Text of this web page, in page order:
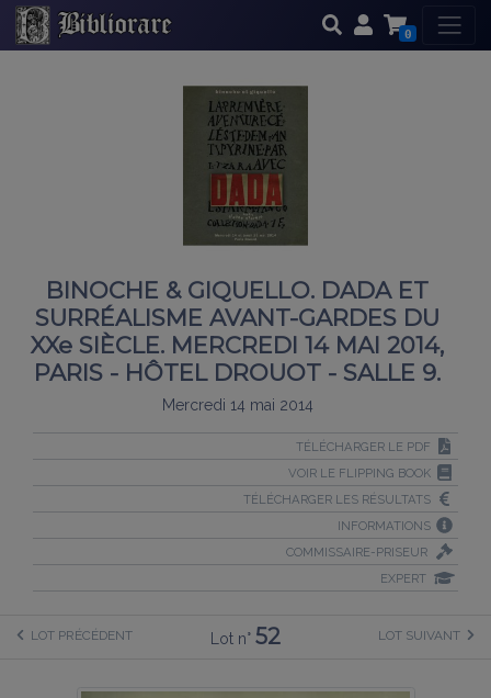
0
BINOCHE & GIQUELLO. DADA ET
SURRÉALISME AVANT-GARDES DU
XXe SIÈCLE. MERCREDI 14 MAI 2014,
PARIS - HÔTEL DROUOT - SALLE 9.
Mercredi 14 mai 2014
TÉLÉCHARGER LE PDF
VOIR LE FLIPPING BOOK
TÉLÉCHARGER LES RÉSULTATS
INFORMATIONS
COMMISSAIRE-PRISEUR
EXPERT
LOT PRÉCÉDENT Lot n° 52 LOT SUIVANT